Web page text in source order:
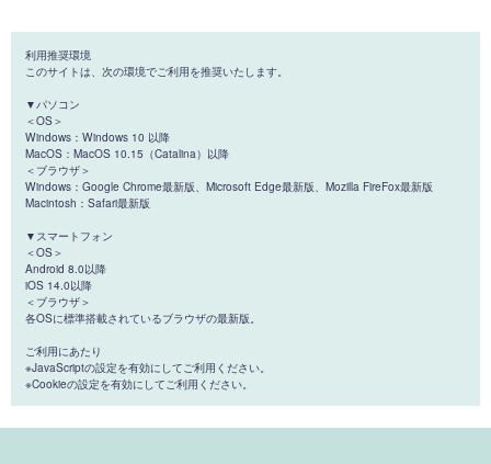
利用推奨環境
このサイトは、次の環境でご利用を推奨いたします。
▼パソコン
＜OS＞
Windows：Windows 10 以降
MacOS：MacOS 10.15（Catalina）以降
＜ブラウザ＞
Windows：Google Chrome最新版、Microsoft Edge最新版、Mozilla FireFox最新版
Macintosh：Safari最新版
▼スマートフォン
＜OS＞
Android 8.0以降
iOS 14.0以降
＜ブラウザ＞
各OSに標準搭載されているブラウザの最新版。
ご利用にあたり
※JavaScriptの設定を有効にしてご利用ください。
※Cookieの設定を有効にしてご利用ください。